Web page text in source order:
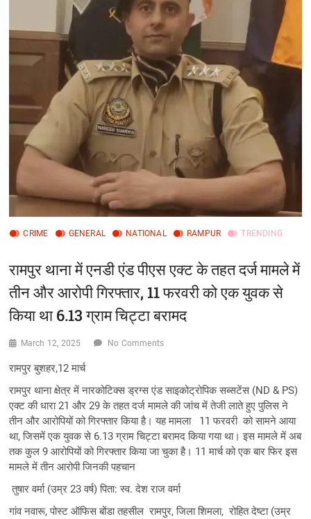
CRIME GENERAL NATIONAL RAMPUR TRENDING
रामपुर थाना में एनडी एंड पीएस एक्ट के तहत दर्ज मामले में
तीन और आरोपी गिरफ्तार, 11 फरवरी को एक युवक से
किया था 6.13 ग्राम चिट्टा बरामद
March 12, 2025 No Comments
रामपुर बुशहर,12 मार्च
रामपुर थाना क्षेत्र में नारकोटिक्स ड्रग्स एंड साइकोट्रोपिक सब्सटेंस (ND & PS)
एक्ट की धारा 21 और 29 के तहत दर्ज मामले की जांच में तेजी लाते हुए पुलिस ने
तीन और आरोपियों को गिरफ्तार किया है। यह मामला 11 फरवरी को सामने आया
था, जिसमें एक युवक से 6.13 ग्राम चिट्टा बरामद किया गया था। इस मामले में अब
तक कुल 9 आरोपियों को गिरफ्तार किया जा चुका है। 11 मार्च को एक बार फिर इस
मामले में तीन आरोपी जिनकी पहचान
तुषार वर्मा (उम्र 23 वर्ष) पिता: स्व. देश राज वर्मा
गांव नवारू, पोस्ट ऑफिस बोंडा तहसील रामपुर, जिला शिमला, रोहित देष्टा (उम्र